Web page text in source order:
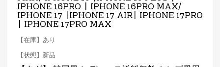
IPHONE 16PRO | IPHONE 16PRO MAX/
IPHONE 17 |IPHONE 17 AIR| IPHONE 17PRO
| IPHONE 17PRO MAX
【在庫】あり
【状態】新品